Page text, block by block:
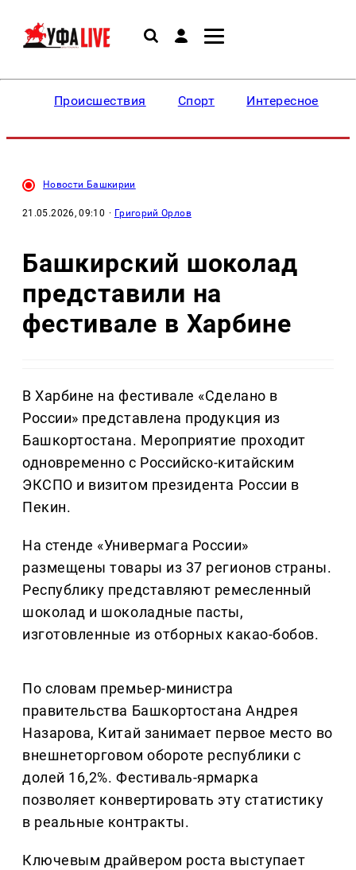
Происшествия Спорт Интересное
Новости Башкирии
21.05.2026, 09:10 · Григорий Орлов
Башкирский шоколад
представили на
фестивале в Харбине
В Харбине на фестивале «Сделано в
России» представлена продукция из
Башкортостана. Мероприятие проходит
одновременно с Российско-китайским
ЭКСПО и визитом президента России в
Пекин.
На стенде «Универмага России»
размещены товары из 37 регионов страны.
Республику представляют ремесленный
шоколад и шоколадные пасты,
изготовленные из отборных какао-бобов.
По словам премьер-министра
правительства Башкортостана Андрея
Назарова, Китай занимает первое место во
внешнеторговом обороте республики с
долей 16,2%. Фестиваль-ярмарка
позволяет конвертировать эту статистику
в реальные контракты.
Ключевым драйвером роста выступает